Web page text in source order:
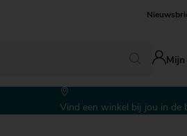
Vind een winkel bij jou in de